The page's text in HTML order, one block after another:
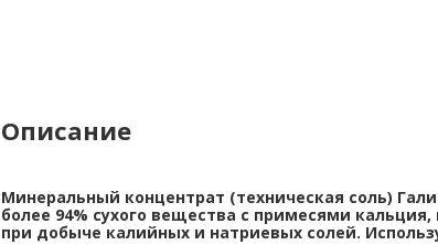
Описание
Минеральный концентрат (техническая соль)
более 94% сухого вещества с примесями
при добыче калийных и натриевых солей.